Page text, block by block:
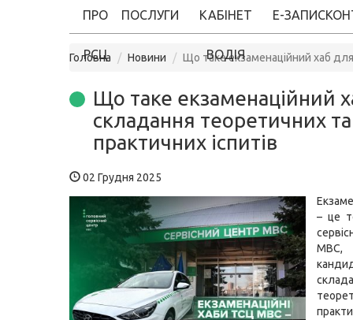
ПРО
РСЦ
ПОСЛУГИ КАБІНЕТ
ВОДІЯ
Е-ЗАПИС
Головна Новини Що таке екзаменаційний хаб
Що таке екзаменаційний
складання теоретичних та
практичних іспитів
02 Грудня 2025
– це